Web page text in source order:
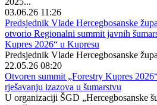
03.06.26 11:26
Predsjednik Vlade Hercegbosanske
otvorio Regionalni summit javnih
Kupres 2026“ u Kupresu
Predsjednik Vlade Hercegbosanske
22.05.26 08:20
Otvoren summit „Forestry Kupres
rješavanju izazova u šumarstvu
U organizaciji ŠGD „Hercegbosanske